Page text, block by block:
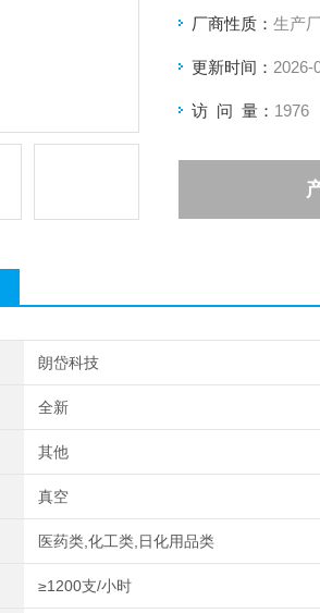
厂商性质： 生产
更新时间： 2026-
访 问 量： 1976
朗岱科技
全新
其他
真空
医药类,化工类,日化用品类
≥1200支/小时